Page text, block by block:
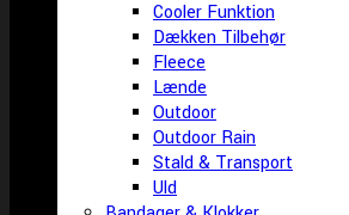
Cooler Funktion
Dækken Tilbehør
Fleece
Lænde
Outdoor
Outdoor Rain
Stald & Transport
Uld